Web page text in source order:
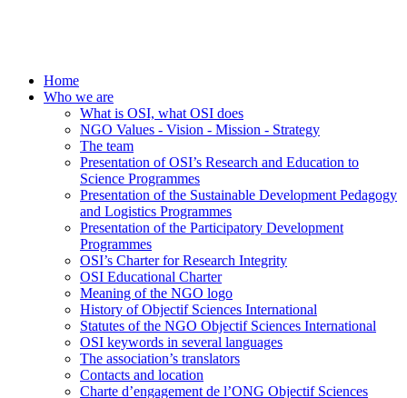
Home
Who we are
What is OSI, what OSI does
NGO Values - Vision - Mission - Strategy
The team
Presentation of OSI’s Research and Education to
Science Programmes
Presentation of the Sustainable Development Pedagogy
and Logistics Programmes
Presentation of the Participatory Development
Programmes
OSI’s Charter for Research Integrity
OSI Educational Charter
Meaning of the NGO logo
History of Objectif Sciences International
Statutes of the NGO Objectif Sciences International
OSI keywords in several languages
The association’s translators
Contacts and location
Charte d’engagement de l’ONG Objectif Sciences